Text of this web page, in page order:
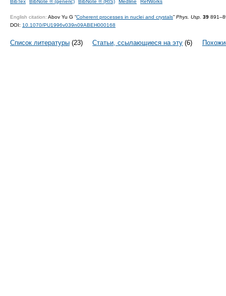
BibTex BibNote ® (generic) BibNote ® (RIS) Medline RefWorks
English citation: Abov Yu G “Coherent processes in nuclei and crystals” Phys. Usp. 39
DOI: 10.1070/PU1996v039n09ABEH000168
Список литературы (23) Статьи, ссылающиеся на эту (6)